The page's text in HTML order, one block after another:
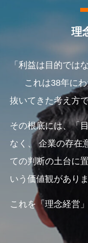
理
「利益は目的では
これは38年にわ
抜いてきた考え方
その根底には、「
なく、企業の存在
ての判断の土台に置
いう価値観がありま
これを「理念経営